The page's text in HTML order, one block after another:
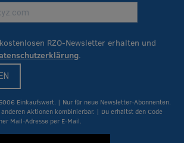
RZO-Newsletter erhalten und
.
Einkaufswert. | Nur für neue Newsletter-Abonnenten.
Aktionen kombinierbar. | Du erhältst den Code
Mail-Adresse per E-Mail.